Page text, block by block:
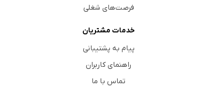
فرصت‌های شغلی
خدمات مشتریان
پیام به پشتیبانی
راهنمای کاربران
تماس با ما